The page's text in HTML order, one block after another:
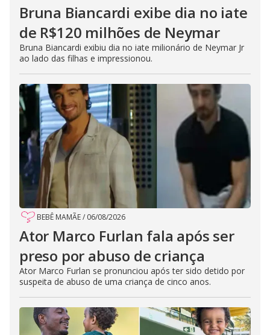
Bruna Biancardi exibe dia no iate
de R$120 milhões de Neymar
Bruna Biancardi exibiu dia no iate milionário de Neymar Jr
ao lado das filhas e impressionou.
BEBÊ MAMÃE/ 06/08/2026
Ator Marco Furlan fala após ser
preso por abuso de criança
Ator Marco Furlan se pronunciou após ter sido detido por
suspeita de abuso de uma criança de cinco anos.